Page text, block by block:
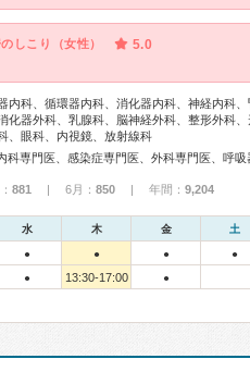
しこり（女性） 5.0
内科、循環器内科、消化器内科、神経内科
化器外科、乳腺科、脳神経外科、整形外科、
、眼科、内視鏡、放射線科
881 | 6月： 850 | 年間： 9,204
水 木 金 土
● ● ● ●
● 13:30-17:00 ●